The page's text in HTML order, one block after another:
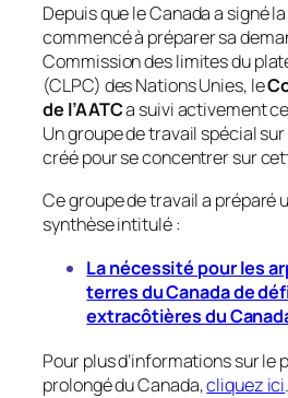
Depuis que le Canada a signé
commencé à préparer sa
Commission des limites du
(CLPC) des Nations Unies, le
de l’AATCa suivi activement
Un groupe de travail spécial
créé pour se concentrer sur
Ce groupe de travail a préparé
synthèse intitulé :
La nécessité pour les
terres du Canada de
extracôtières du
Pour plus d’informations sur
prolongé du Canada,cliquez ici.